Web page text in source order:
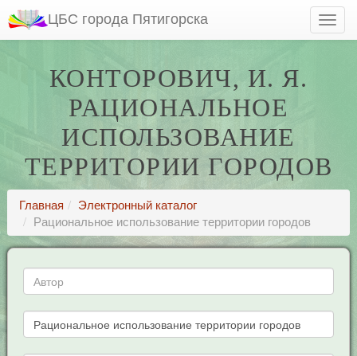
ЦБС города Пятигорска
КОНТОРОВИЧ, И. Я.
РАЦИОНАЛЬНОЕ
ИСПОЛЬЗОВАНИЕ
ТЕРРИТОРИИ ГОРОДОВ
Главная
Электронный каталог
Рациональное использование территории городов